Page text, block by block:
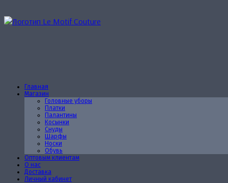
к
Главная
Магазин
Головные уборы
Платки
Палантины
Косынки
Снуды
Шарфы
Носки
Обувь
Оптовым клиентам
О нас
Доставка
Личный кабинет